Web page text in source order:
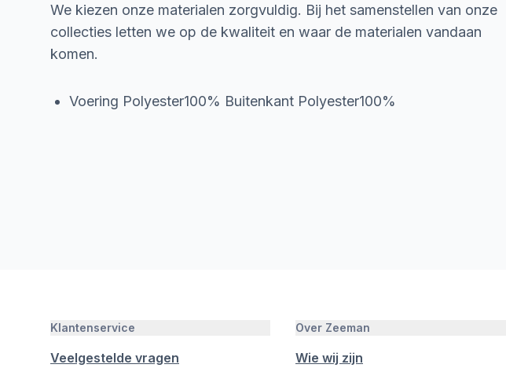
We kiezen onze materialen zorgvuldig. Bij het samenstellen van onze
collecties letten we op de kwaliteit en waar de materialen vandaan
komen.
Voering Polyester100% Buitenkant Polyester100%
Klantenservice
Veelgestelde vragen
Over Zeeman
Wie wij zijn